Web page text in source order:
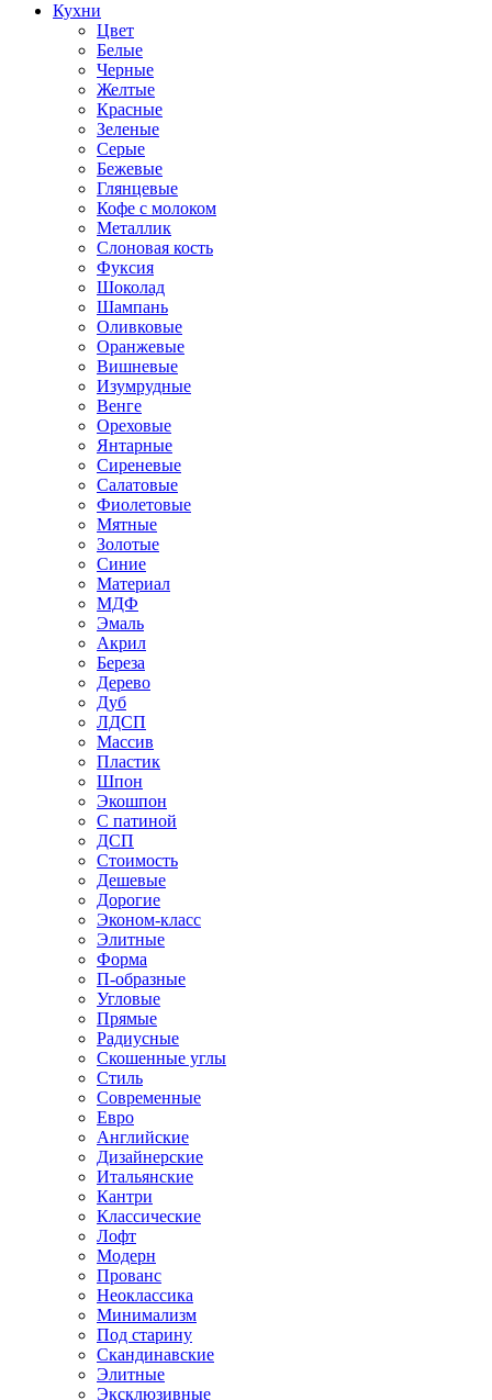
Кухни
Цвет
Белые
Черные
Желтые
Красные
Зеленые
Серые
Бежевые
Глянцевые
Кофе с молоком
Металлик
Слоновая кость
Фуксия
Шоколад
Шампань
Оливковые
Оранжевые
Вишневые
Изумрудные
Венге
Ореховые
Янтарные
Сиреневые
Салатовые
Фиолетовые
Мятные
Золотые
Синие
Материал
МДФ
Эмаль
Акрил
Береза
Дерево
Дуб
ЛДСП
Массив
Пластик
Шпон
Экошпон
С патиной
ДСП
Стоимость
Дешевые
Дорогие
Эконом-класс
Элитные
Форма
П-образные
Угловые
Прямые
Радиусные
Скошенные углы
Стиль
Современные
Евро
Английские
Дизайнерские
Итальянские
Кантри
Классические
Лофт
Модерн
Прованс
Неоклассика
Минимализм
Под старину
Скандинавские
Элитные
Эксклюзивные